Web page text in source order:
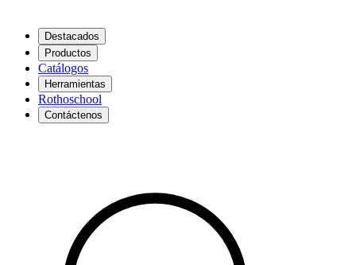
Destacados
Productos
Catálogos
Herramientas
Rothoschool
Contáctenos